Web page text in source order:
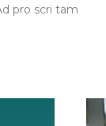
pro scri tam